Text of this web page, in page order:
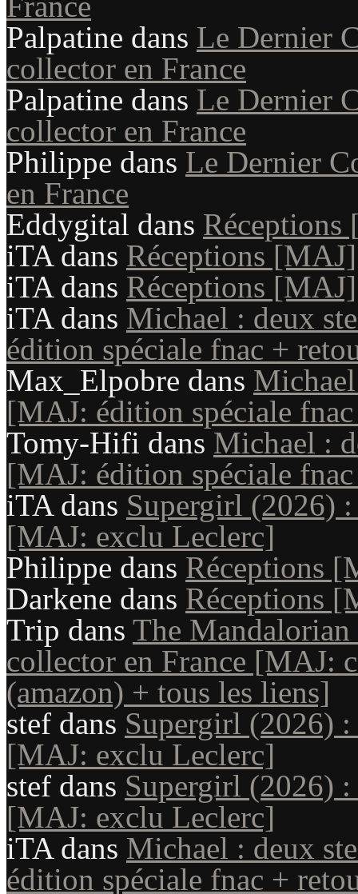
Palpatine dans Le Dernier
collector en France
Palpatine dans Le Dernier
collector en France
Philippe dans Le Dernier
en France
Eddygital dans
iTAdans Réceptions [MAJ]
iTAdans Réceptions [MAJ]
iTAdans Michael : deux
édition spéciale fnac +
Max_Elpobre dans
[MAJ: édition spéciale
Tomy-Hifi dans Michael :
[MAJ: édition spéciale
iTAdans Supergirl (2026)
[MAJ: exclu Leclerc]
Philippe dans Réceptions
Darkene dans Réceptions
Trip dans The
collector en France [MAJ:
(amazon) + tous les liens]
stef dans Supergirl (2026)
[MAJ: exclu Leclerc]
stef dans Supergirl (2026)
[MAJ: exclu Leclerc]
iTAdans Michael : deux
édition spéciale fnac +